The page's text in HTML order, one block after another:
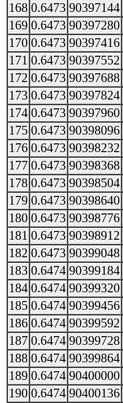
168 0.6473 90397144
169 0.6473 90397280
170 0.6473 90397416
171 0.6473 90397552
172 0.6473 90397688
173 0.6473 90397824
174 0.6473 90397960
175 0.6473 90398096
176 0.6473 90398232
177 0.6473 90398368
178 0.6473 90398504
179 0.6473 90398640
180 0.6473 90398776
181 0.6473 90398912
182 0.6473 90399048
183 0.6474 90399184
184 0.6474 90399320
185 0.6474 90399456
186 0.6474 90399592
187 0.6474 90399728
188 0.6474 90399864
189 0.6474 90400000
190 0.6474 90400136